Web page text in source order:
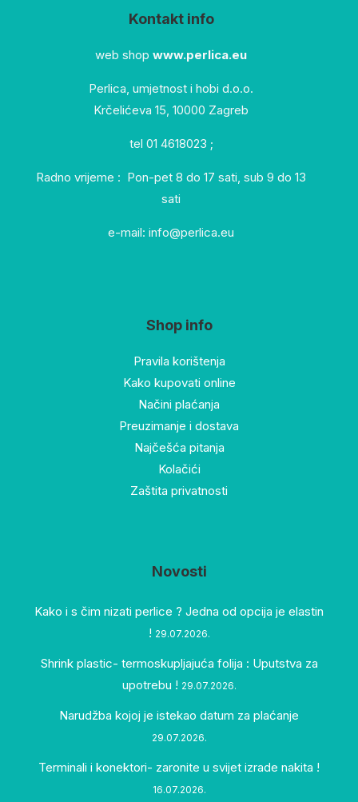
Kontakt info
web shop www.perlica.eu
Perlica, umjetnost i hobi d.o.o.
Krčelićeva 15, 10000 Zagreb
tel 01 4618023 ;
Radno vrijeme : Pon-pet 8 do 17 sati, sub 9 do 13
sati
e-mail: info@perlica.eu
Shop info
Pravila korištenja
Kako kupovati online
Načini plaćanja
Preuzimanje i dostava
Najčešća pitanja
Kolačići
Zaštita privatnosti
Novosti
Kako i s čim nizati perlice ? Jedna od opcija je elastin
! 29.07.2026.
Shrink plastic- termoskupljajuća folija : Uputstva za
upotrebu ! 29.07.2026.
Narudžba kojoj je istekao datum za plaćanje
29.07.2026.
Terminali i konektori- zaronite u svijet izrade nakita !
16.07.2026.